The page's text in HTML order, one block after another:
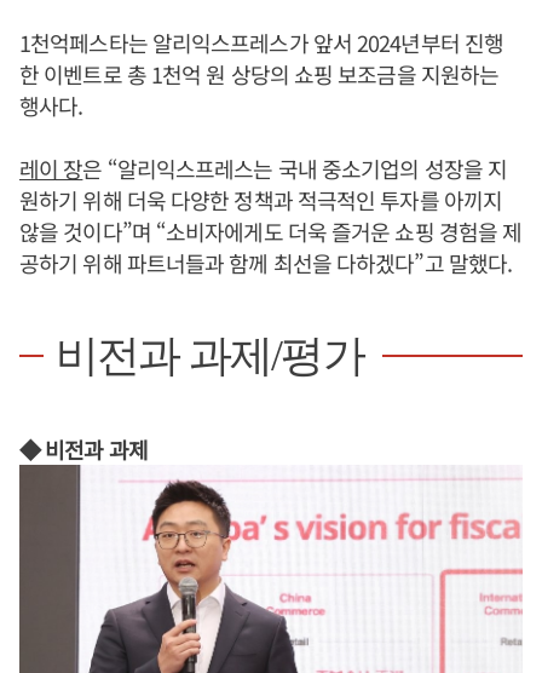
1천억페스타는 알리익스프레스가 앞서 2024년부터 진행
한 이벤트로 총 1천억 원 상당의 쇼핑 보조금을 지원하는
행사다.
레이 장은 “알리익스프레스는 국내 중소기업의 성장을 지
원하기 위해 더욱 다양한 정책과 적극적인 투자를 아끼지
않을 것이다”며 “소비자에게도 더욱 즐거운 쇼핑 경험을 제
공하기 위해 파트너들과 함께 최선을 다하겠다”고 말했다.
비전과 과제/평가
◆ 비전과 과제